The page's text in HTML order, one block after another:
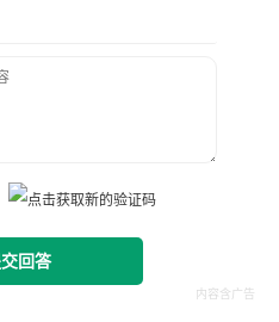
回答